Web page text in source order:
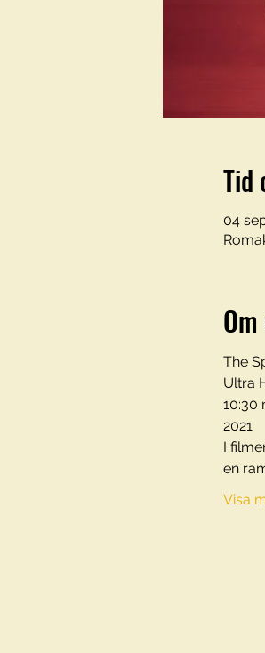
Tid
04
The
Ultra
10:30
2021
I
en
Visa